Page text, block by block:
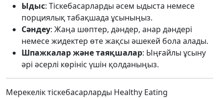
Ыдыс: Тіскебасарларды әсем ыдыста немесе
порциялық табақшада ұсыныңыз.
Сәндеу: Жаңа шөптер, дәндер, анар дәндері
немесе жидектер өте жақсы әшекей бола алады.
Шпажкалар және таяқшалар: Ыңғайлы ұсыну
әрі әсерлі көрініс үшін қолданыңыз.
Мерекелік тіскебасарларды Healthy Eating